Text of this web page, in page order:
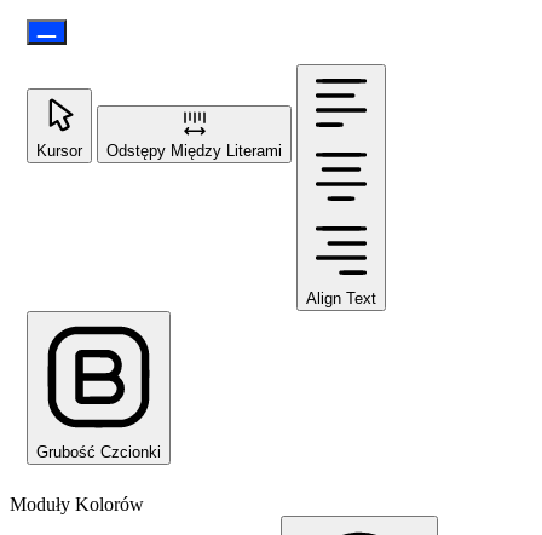
Kursor Odstępy Między Literami
Align Text
Grubość Czcionki
Moduły Kolorów